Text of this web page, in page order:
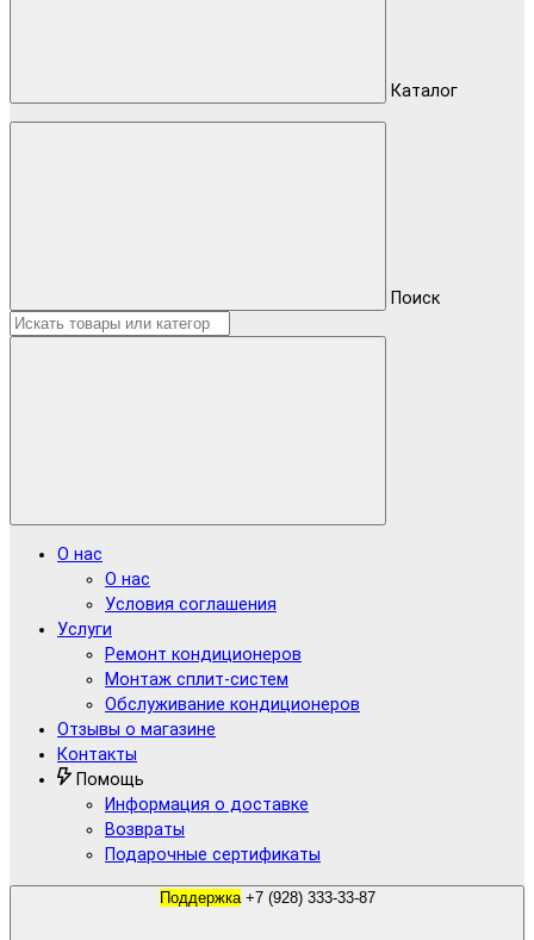
Каталог
Поиск
О нас
О нас
Условия соглашения
Услуги
Ремонт кондиционеров
Монтаж сплит-систем
Обслуживание кондиционеров
Отзывы о магазине
Контакты
Помощь
Информация о доставке
Возвраты
Подарочные сертификаты
Поддержка +7 (928) 333-33-87